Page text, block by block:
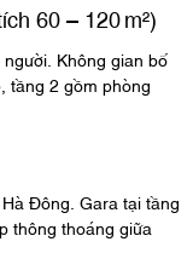
60 – 120 m²)
Không gian bố
tầng 2 gồm phòng
Đông. Gara tại tầng
thông thoáng giữa